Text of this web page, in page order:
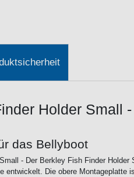
Holder Small
das Bellyboot
- Der Berkley Fish Finder
entwickelt. Die obere Montageplatte